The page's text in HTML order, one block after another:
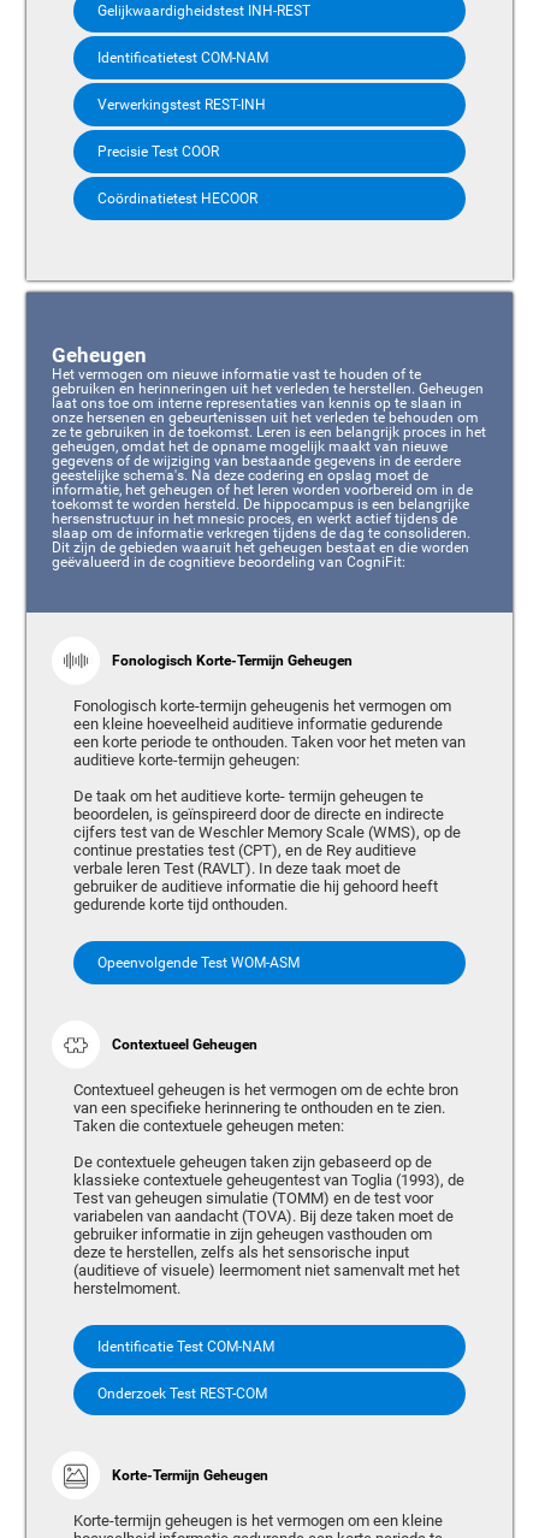
Gelijkwaardigheidstest INH-REST
Identificatietest COM-NAM
Verwerkingstest REST-INH
Precisie Test COOR
Coördinatietest HECOOR
Geheugen
Het vermogen om nieuwe informatie vast te houden of te
gebruiken en herinneringen uit het verleden te herstellen. Geheugen
laat ons toe om interne representaties van kennis op te slaan in
onze hersenen en gebeurtenissen uit het verleden te behouden om
ze te gebruiken in de toekomst. Leren is een belangrijk proces in het
geheugen, omdat het de opname mogelijk maakt van nieuwe
gegevens of de wijziging van bestaande gegevens in de eerdere
geestelijke schema's. Na deze codering en opslag moet de
informatie, het geheugen of het leren worden voorbereid om in de
toekomst te worden hersteld. De hippocampus is een belangrijke
hersenstructuur in het mnesic proces, en werkt actief tijdens de
slaap om de informatie verkregen tijdens de dag te consolideren.
Dit zijn de gebieden waaruit het geheugen bestaat en die worden
geëvalueerd in de cognitieve beoordeling van CogniFit:
Fonologisch Korte-Termijn Geheugen
Fonologisch korte-termijn geheugenis het vermogen om
een kleine hoeveelheid auditieve informatie gedurende
een korte periode te onthouden. Taken voor het meten van
auditieve korte-termijn geheugen:
De taak om het auditieve korte- termijn geheugen te
beoordelen, is geïnspireerd door de directe en indirecte
cijfers test van de Weschler Memory Scale (WMS), op de
continue prestaties test (CPT), en de Rey auditieve
verbale leren Test (RAVLT). In deze taak moet de
gebruiker de auditieve informatie die hij gehoord heeft
gedurende korte tijd onthouden.
Opeenvolgende Test WOM-ASM
Contextueel Geheugen
Contextueel geheugen is het vermogen om de echte bron
van een specifieke herinnering te onthouden en te zien.
Taken die contextuele geheugen meten:
De contextuele geheugen taken zijn gebaseerd op de
klassieke contextuele geheugentest van Toglia (1993), de
Test van geheugen simulatie (TOMM) en de test voor
variabelen van aandacht (TOVA). Bij deze taken moet de
gebruiker informatie in zijn geheugen vasthouden om
deze te herstellen, zelfs als het sensorische input
(auditieve of visuele) leermoment niet samenvalt met het
herstelmoment.
Identificatie Test COM-NAM
Onderzoek Test REST-COM
Korte-Termijn Geheugen
Korte-termijn geheugen is het vermogen om een kleine